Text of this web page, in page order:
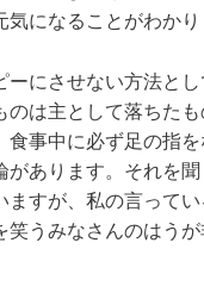
気になることがわかり
ーにさせない方法とし
のは主として落ちた
食事中に必ず足の指
があります。それを
ますが、私の言って
笑うみなさんのはう